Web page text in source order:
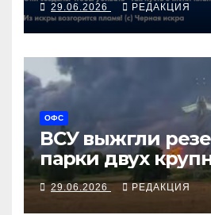
29.06.2026 РЕДАКЦИЯ
ОФС
ВСУ выжгли
парки двух
российских НПЗ
29.06.2026 РЕДАКЦИЯ